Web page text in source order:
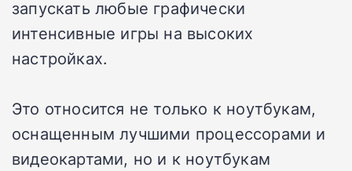
запускать любые графически
интенсивные игры на высоких
настройках.
Это относится не только к ноутбукам,
оснащенным лучшими процессорами и
видеокартами, но и к ноутбукам